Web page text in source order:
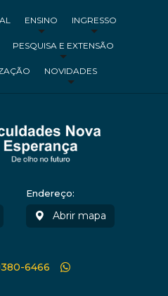
ENSINO INGRESSO
PESQUISA E EXTENSÃO
NOVIDADES
Endereço:
Abrir mapa
6466